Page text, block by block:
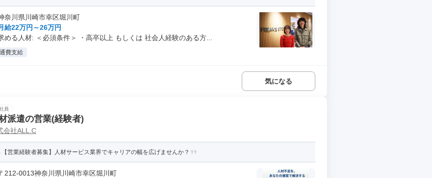
奈川県川崎市幸区堀川町
給22万円～26万円
める人材: ＜必須条件＞ ・高卒以上 もしくは 社会人経験のある方...
費支給
気になる
員
派遣の営業(経験者)
会社ALL.C
【営業経験者募集】人材サービス業界でキャリアの幅を広げませんか？
212-0013神奈川県川崎市幸区堀川町